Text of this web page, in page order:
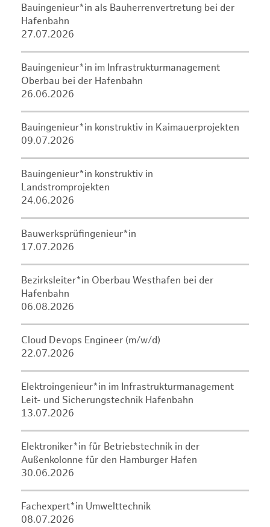
Bauingenieur*in als Bauherrenvertretung bei der
Hafenbahn
27.07.2026
Bauingenieur*in im Infrastrukturmanagement
Oberbau bei der Hafenbahn
26.06.2026
Bauingenieur*in konstruktiv in Kaimauerprojekten
09.07.2026
Bauingenieur*in konstruktiv in
Landstromprojekten
24.06.2026
Bauwerksprüfingenieur*in
17.07.2026
Bezirksleiter*in Oberbau Westhafen bei der
Hafenbahn
06.08.2026
Cloud Devops Engineer (m/w/d)
22.07.2026
Elektroingenieur*in im Infrastrukturmanagement
Leit- und Sicherungstechnik Hafenbahn
13.07.2026
Elektroniker*in für Betriebstechnik in der
Außenkolonne für den Hamburger Hafen
30.06.2026
Fachexpert*in Umwelttechnik
08.07.2026